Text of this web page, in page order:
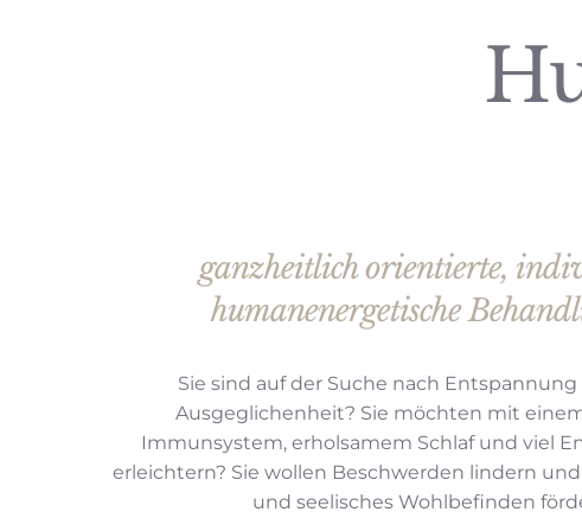
ganzheitlich orientierte,
humanenergetische
Sie sind auf der Suche nach
Ausgeglichenheit? Sie möchten mit
Immunsystem, erholsamem Schlaf und viel
erleichtern? Sie wollen Beschwerden lindern
und seelisches Wohlbefinden